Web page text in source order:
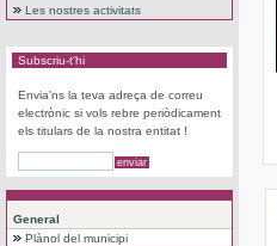
Les nostres activitats
Subscriu-t'hi
Envia'ns la teva adreça de correu
electrònic si vols rebre periòdicament
els titulars de la nostra entitat !
General
Plànol del municipi